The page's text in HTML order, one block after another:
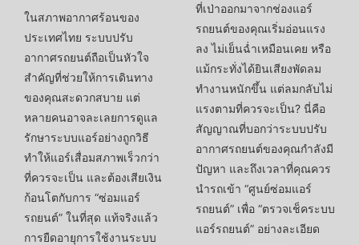
ในสภาพอากาศร้อนของ
ประเทศไทย ระบบปรับ
อากาศรถยนต์ถือเป็นหัวใจ
สำคัญที่ช่วยให้การเดินทาง
ของคุณสะดวกสบาย แต่
หลายคนอาจละเลยการดูแล
รักษาระบบแอร์อย่างถูกวิธี
ทำให้แอร์เสื่อมสภาพเร็วกว่า
ที่ควรจะเป็น และต้องเสียเงิน
ก้อนโตกับการ “ซ่อมแอร์
รถยนต์” ในที่สุด แท้จริงแล้ว
การยืดอายุการใช้งานระบบ
ที่เป่าออกมาจากช่องแอร์
รถยนต์ของคุณเริ่มอ่อนแรง
ลง ไม่เย็นฉ่ำเหมือนเคย หรือ
แม้กระทั่งได้ยินเสียงพัดลม
ทำงานหนักขึ้น แต่ลมกลับไม่
แรงตามที่ควรจะเป็น? นี่คือ
สัญญาณที่บอกว่าระบบปรับ
อากาศรถยนต์ของคุณกำลังมี
ปัญหา และถึงเวลาที่คุณควร
นำรถเข้า “ศูนย์ซ่อมแอร์
รถยนต์” เพื่อ “ตรวจเช็คระบบ
แอร์รถยนต์” อย่างละเอียด